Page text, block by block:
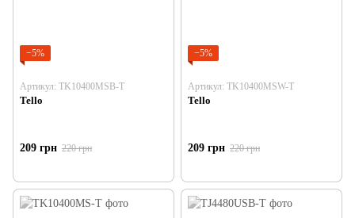
−5%
Артикул: TK10400MSB-T
Tello
209 грн 220 грн
−5%
Артикул: TK10400MSW-T
Tello
209 грн 220 грн